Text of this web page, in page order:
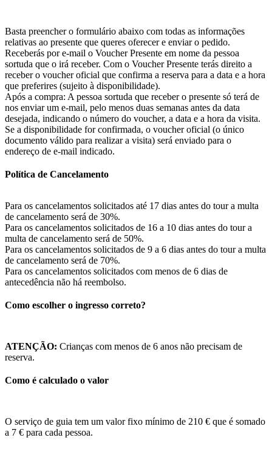
Basta preencher o formulário abaixo com todas as informações
relativas ao presente que queres oferecer e enviar o pedido.
Receberás por e-mail o Voucher Presente em nome da pessoa
sortuda que o irá receber. Com o Voucher Presente terás direito a
receber o voucher oficial que confirma a reserva para a data e a hora
que preferires (sujeito à disponibilidade).
Após a compra: A pessoa sortuda que receber o presente só terá de
nos enviar um e-mail, pelo menos duas semanas antes da data
desejada, indicando o número do voucher, a data e a hora da visita.
Se a disponibilidade for confirmada, o voucher oficial (o único
documento válido para realizar a visita) será enviado para o
endereço de e-mail indicado.
Política de Cancelamento
Para os cancelamentos solicitados até 17 dias antes do tour a multa
de cancelamento será de 30%.
Para os cancelamentos solicitados de 16 a 10 dias antes do tour a
multa de cancelamento será de 50%.
Para os cancelamentos solicitados de 9 a 6 dias antes do tour a multa
de cancelamento será de 70%.
Para os cancelamentos solicitados com menos de 6 dias de
antecedência não há reembolso.
Como escolher o ingresso correto?
ATENÇÃO: Crianças com menos de 6 anos não precisam de
reserva.
Como é calculado o valor
O serviço de guia tem um valor fixo mínimo de 210 € que é somado
a 7 € para cada pessoa.